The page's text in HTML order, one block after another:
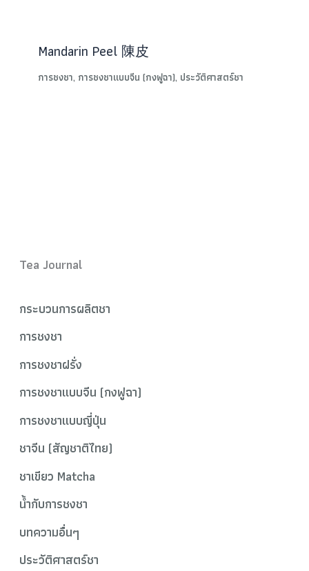
Tea Journal
กระบวนการผลิตชา
การชงชา
การชงชาฝรั่ง
การชงชาแบบจีน (กงฟูฉา)
การชงชาแบบญี่ปุ่น
ชาจีน (สัญชาติไทย)
ชาเขียว Matcha
น้ำกับการชงชา
บทความอื่นๆ
ประวัติศาสตร์ชา
Mandarin Peel 陳皮
การชงชา, การชงชาแบบจีน (กงฟูฉา), ประวัติศาสตร์ชา